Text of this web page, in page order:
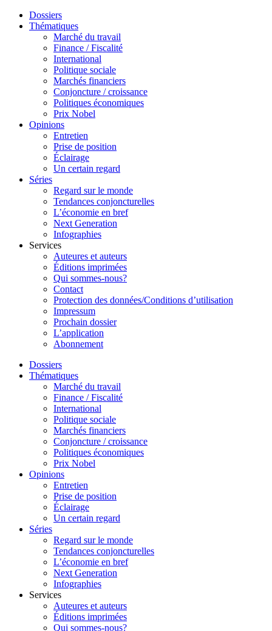
Dossiers
Thématiques
Marché du travail
Finance / Fiscalité
International
Politique sociale
Marchés financiers
Conjoncture / croissance
Politiques économiques
Prix Nobel
Opinions
Entretien
Prise de position
Éclairage
Un certain regard
Séries
Regard sur le monde
Tendances conjoncturelles
L’économie en bref
Next Generation
Infographies
Services
Auteures et auteurs
Éditions imprimées
Qui sommes-nous?
Contact
Protection des données/Conditions d’utilisation
Impressum
Prochain dossier
L’application
Abonnement
Dossiers
Thématiques
Marché du travail
Finance / Fiscalité
International
Politique sociale
Marchés financiers
Conjoncture / croissance
Politiques économiques
Prix Nobel
Opinions
Entretien
Prise de position
Éclairage
Un certain regard
Séries
Regard sur le monde
Tendances conjoncturelles
L’économie en bref
Next Generation
Infographies
Services
Auteures et auteurs
Éditions imprimées
Qui sommes-nous?